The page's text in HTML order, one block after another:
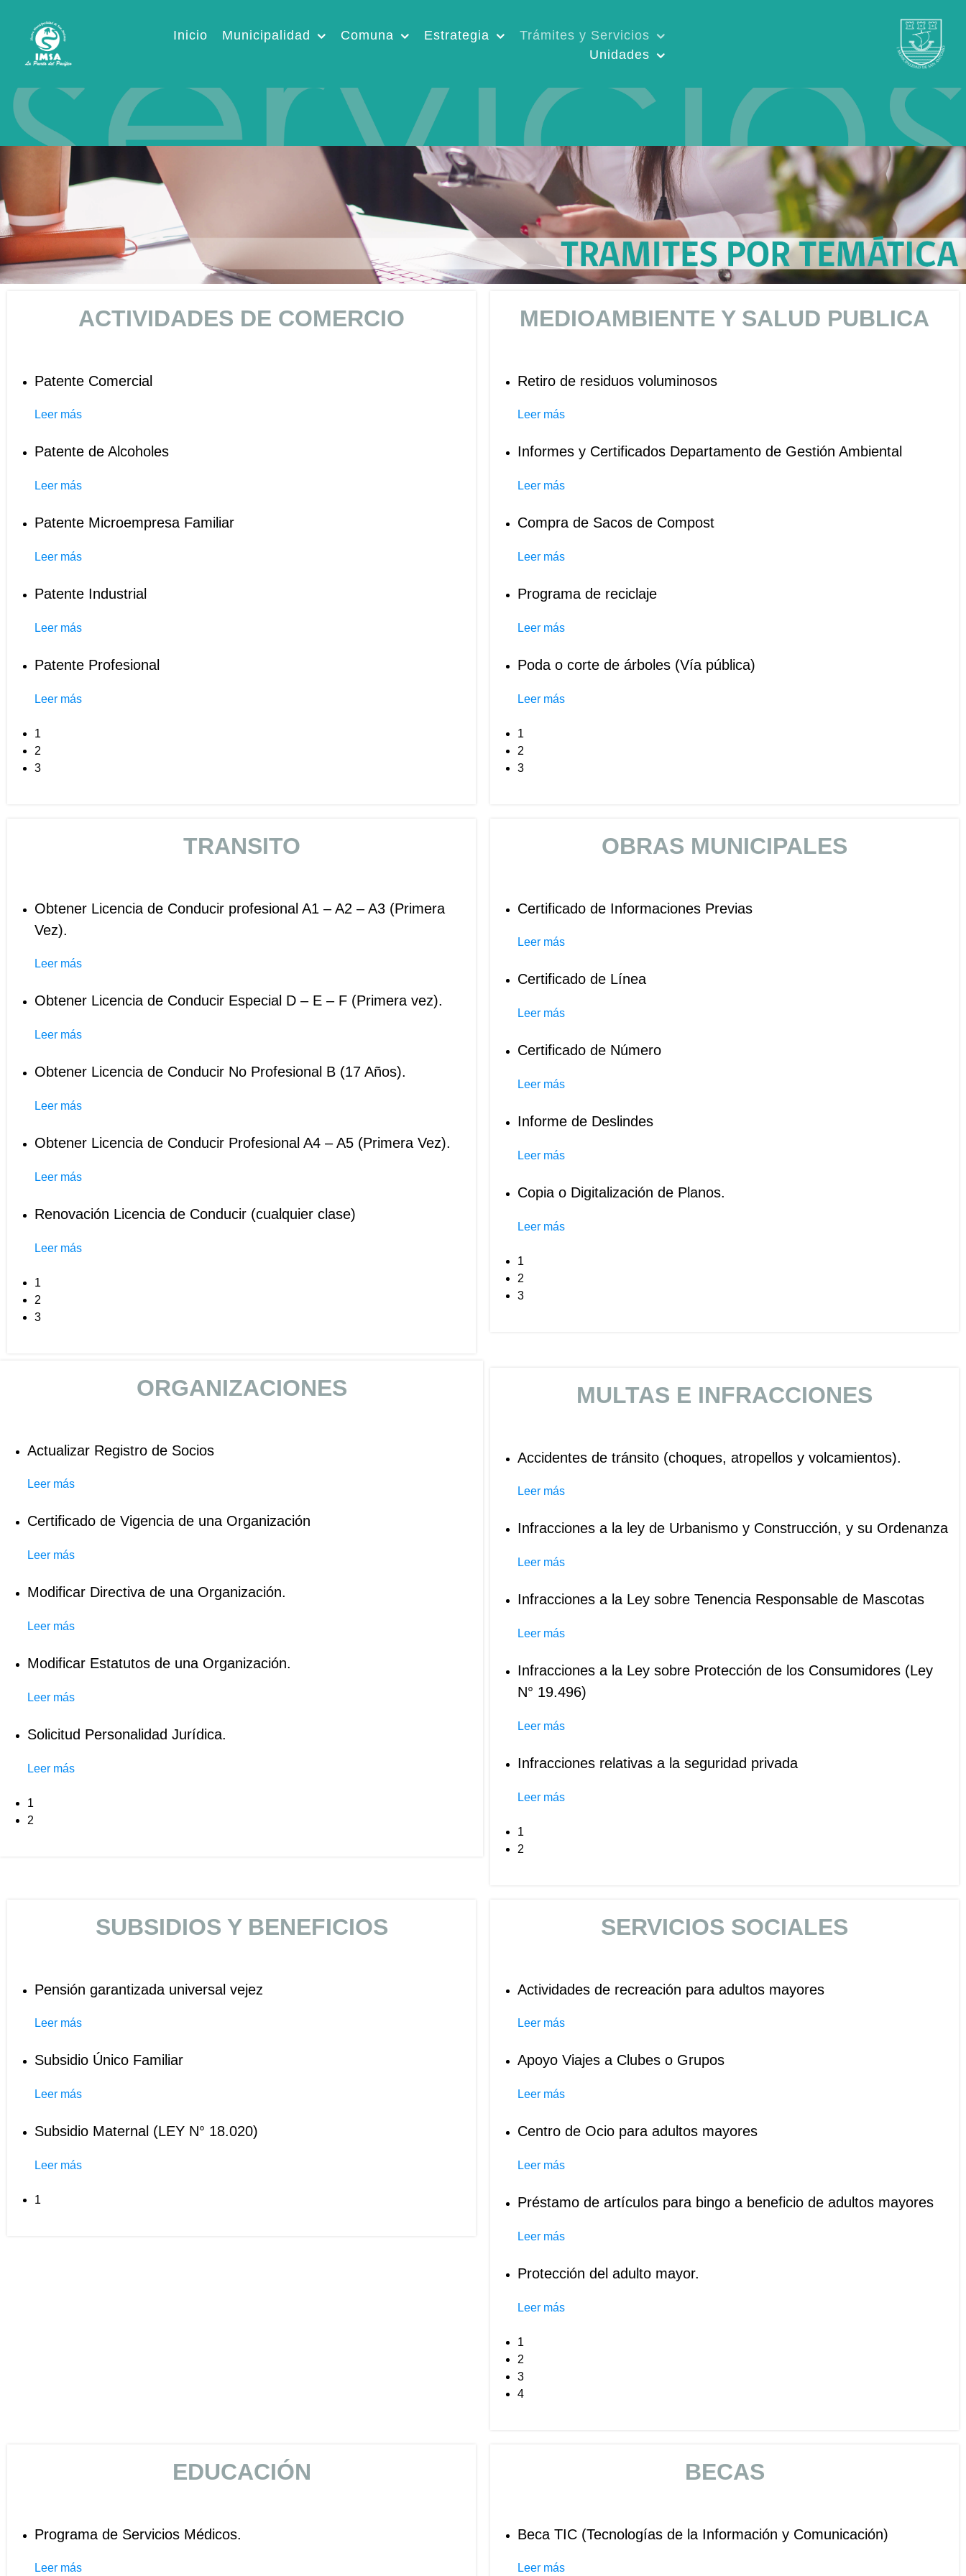
Inicio Municipalidad Comuna Estrategia
Trámites y Servicios
Unidades
ACTIVIDADES DE COMERCIO
Patente Comercial
Leer más
Patente de Alcoholes
Leer más
Patente Microempresa Familiar
Leer más
Patente Industrial
Leer más
Patente Profesional
Leer más
1
2
3
MEDIOAMBIENTE Y SALUD PUBLICA
Retiro de residuos voluminosos
Leer más
Informes y Certificados Departamento de Gestión Ambiental
Leer más
Compra de Sacos de Compost
Leer más
Programa de reciclaje
Leer más
Poda o corte de árboles (Vía pública)
Leer más
1
2
3
TRANSITO
Obtener Licencia de Conducir profesional A1 – A2 – A3 (Primera
Vez).
Leer más
Obtener Licencia de Conducir Especial D – E – F (Primera vez).
Leer más
Obtener Licencia de Conducir No Profesional B (17 Años).
Leer más
Obtener Licencia de Conducir Profesional A4 – A5 (Primera Vez).
Leer más
Renovación Licencia de Conducir (cualquier clase)
Leer más
1
2
3
OBRAS MUNICIPALES
Certificado de Informaciones Previas
Leer más
Certificado de Línea
Leer más
Certificado de Número
Leer más
Informe de Deslindes
Leer más
Copia o Digitalización de Planos.
Leer más
1
2
3
ORGANIZACIONES
Actualizar Registro de Socios
Leer más
Certificado de Vigencia de una Organización
Leer más
Modificar Directiva de una Organización.
Leer más
Modificar Estatutos de una Organización.
Leer más
Solicitud Personalidad Jurídica.
Leer más
1
2
MULTAS E INFRACCIONES
Accidentes de tránsito (choques, atropellos y volcamientos).
Leer más
Infracciones a la ley de Urbanismo y Construcción, y su Ordenanza
Leer más
Infracciones a la Ley sobre Tenencia Responsable de Mascotas
Leer más
Infracciones a la Ley sobre Protección de los Consumidores (Ley
N° 19.496)
Leer más
Infracciones relativas a la seguridad privada
Leer más
1
2
SUBSIDIOS Y BENEFICIOS
Pensión garantizada universal vejez
Leer más
Subsidio Único Familiar
Leer más
Subsidio Maternal (LEY N° 18.020)
Leer más
1
SERVICIOS SOCIALES
Actividades de recreación para adultos mayores
Leer más
Apoyo Viajes a Clubes o Grupos
Leer más
Centro de Ocio para adultos mayores
Leer más
Préstamo de artículos para bingo a beneficio de adultos mayores
Leer más
Protección del adulto mayor.
Leer más
1
2
3
4
EDUCACIÓN
Programa de Servicios Médicos.
Leer más
BECAS
Beca TIC (Tecnologías de la Información y Comunicación)
Leer más